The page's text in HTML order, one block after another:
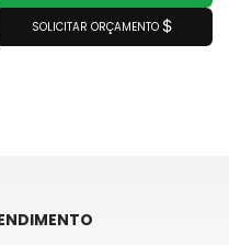
SOLICITAR ORÇAMENTO